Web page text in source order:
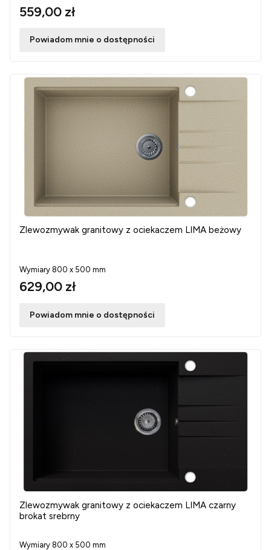
559,00 zł
Powiadom mnie o dostępności
Zlewozmywak granitowy z ociekaczem LIMA beżowy
Wymiary 800 x 500 mm
629,00 zł
Powiadom mnie o dostępności
Zlewozmywak granitowy z ociekaczem LIMA czarny
brokat srebrny
Wymiary 800 x 500 mm